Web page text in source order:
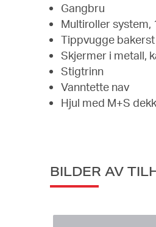
Gangbru
Multiroller system,
Tippvugge bakerst
Skjermer i metall,
Stigtrinn
Vanntette nav
Hjul med M+S dekk
BILDER AV